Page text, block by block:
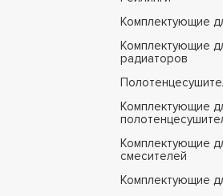
Комплектующие
Комплектующие
радиаторов
Комплектующие
Комплектующие
смесителей
Комплектующие